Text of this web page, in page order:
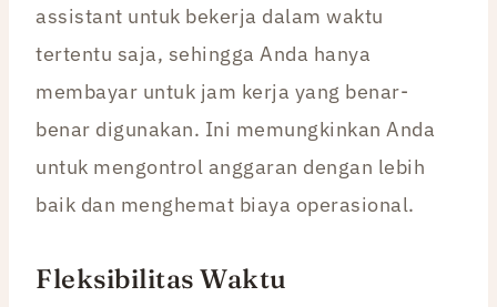
assistant untuk bekerja dalam waktu
tertentu saja, sehingga Anda hanya
membayar untuk jam kerja yang benar-
benar digunakan. Ini memungkinkan Anda
untuk mengontrol anggaran dengan lebih
baik dan menghemat biaya operasional.
Fleksibilitas Waktu